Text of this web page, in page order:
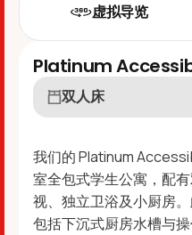
虚拟导览
Platinum
双人床
我们的 Platinum
室全包式学生公寓，配
视、独立卫浴及小厨房
包括下沉式厨房水槽与